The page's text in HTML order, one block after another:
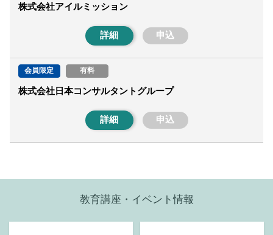
株式会社アイルミッション
詳細 申込
会員限定 有料
株式会社日本コンサルタントグループ
詳細 申込
教育講座・イベント情報